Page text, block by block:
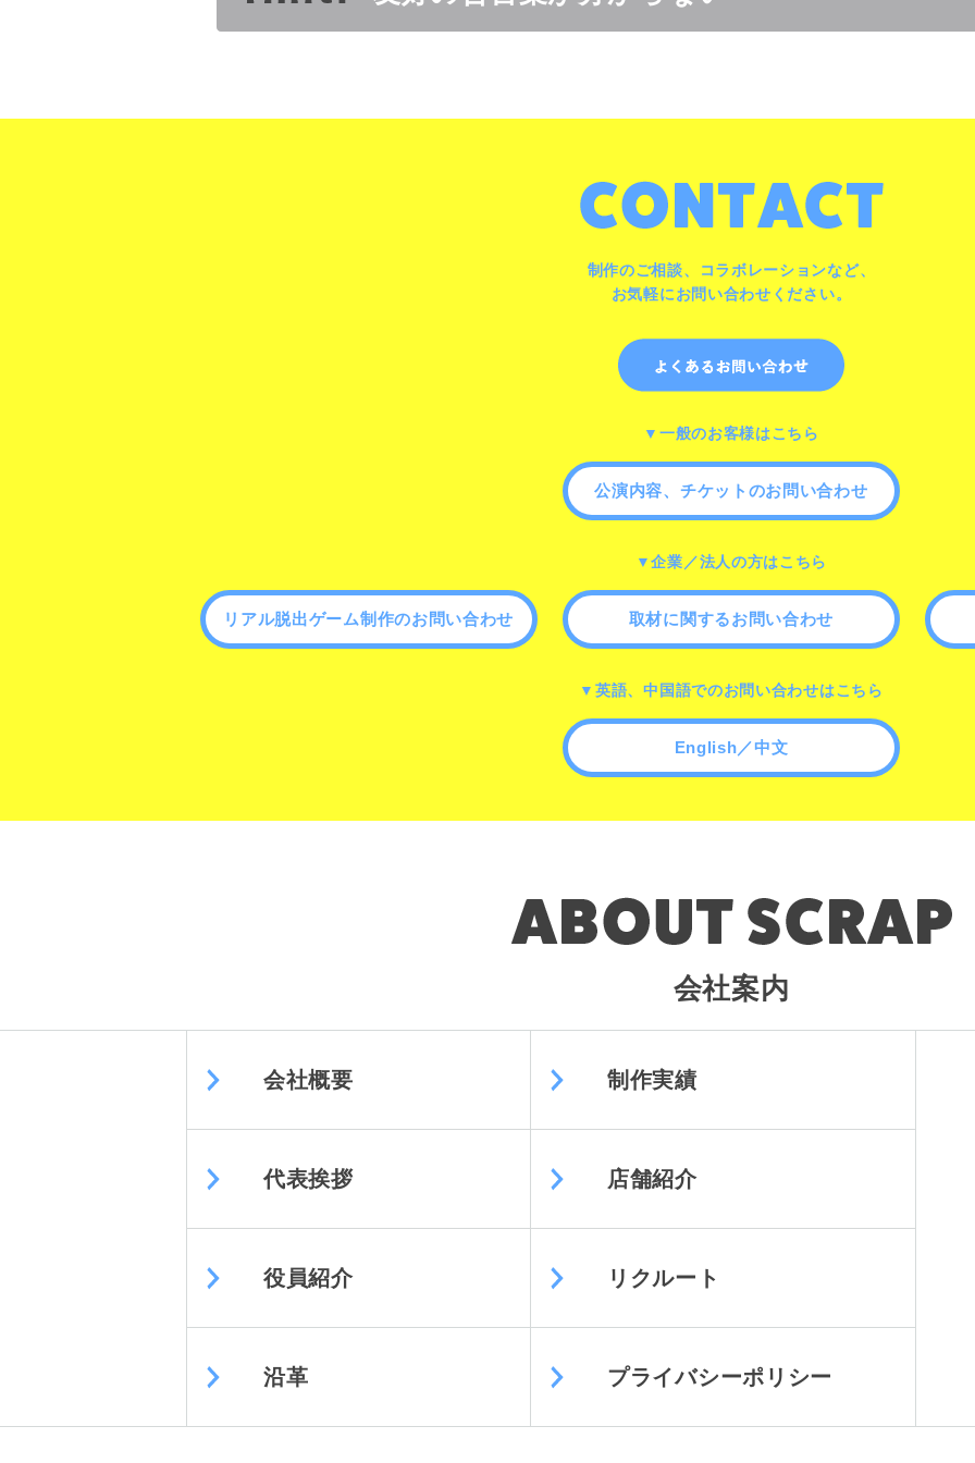
制作のご相談、コラボレーションなど、
お気軽にお問い合わせください。
▼一般のお客様はこちら
公演内容、チケットのお問い合わせ
▼企業／法人の方はこちら
リアル脱出ゲーム制作のお問い合わせ 取材に関するお問い合わせ
▼英語、中国語でのお問い合わせはこちら
English／中文
会社案内
会社概要 制作実績
代表挨拶 店舗紹介
役員紹介 リクルート
沿革 プライバシーポリシー